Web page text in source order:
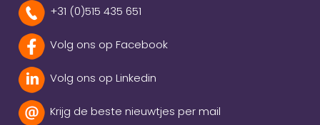
+31 (0)515 435 651
Volg ons op Facebook
Volg ons op Linkedin
Krijg de beste nieuwtjes per mail